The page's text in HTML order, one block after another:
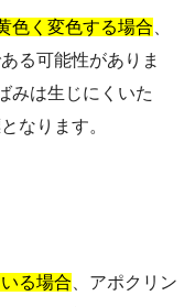
色く変色する場合
る可能性がありま
みは生じにくいた
なります。
る場合 、アポクリン